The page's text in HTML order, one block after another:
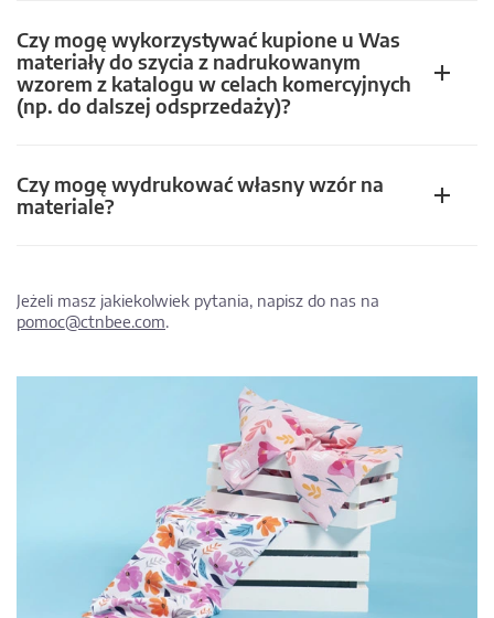
Czy mogę wykorzystywać kupione u Was
materiały do szycia z nadrukowanym
wzorem z katalogu w celach komercyjnych
(np. do dalszej odsprzedaży)?
Czy mogę wydrukować własny wzór na
materiale?
Jeżeli masz jakiekolwiek pytania, napisz do nas na
pomoc@ctnbee.com.